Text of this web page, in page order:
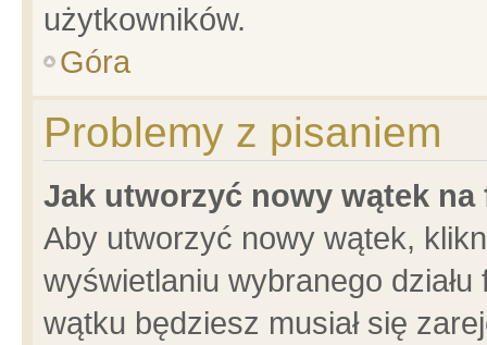
użytkowników.
Góra
Problemy z pisaniem
Jak utworzyć nowy wątek na
Aby utworzyć nowy wątek,
wyświetlaniu wybranego
wątku będziesz musiał się